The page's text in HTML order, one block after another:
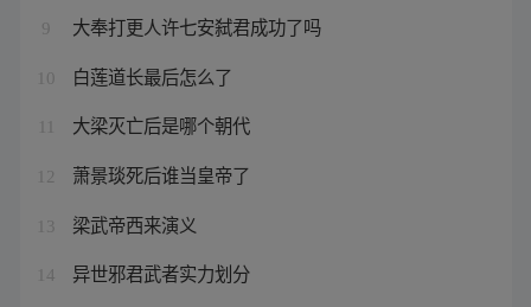
9 大奉打更人许七安弑君成功了吗
10 白莲道长最后怎么了
大梁灭亡后是哪个朝代
12 萧景琰死后谁当皇帝了
13 梁武帝西来演义
14 异世邪君武者实力划分